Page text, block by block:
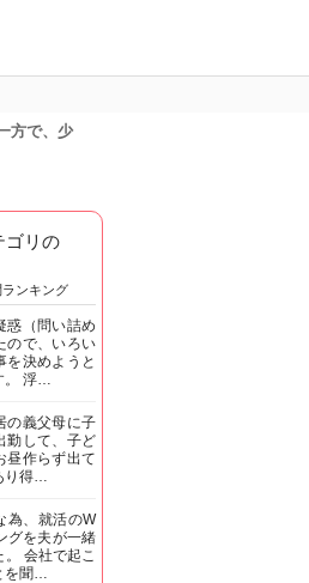
方で、少
ゴリの
ンキング
惑（問い詰め
ので、いろい
を決めようと
。 浮…
の義父母に子
勤して、子ど
昼作らず出て
り得…
為、就活のW
グを夫が一緒
。 会社で起こ
を聞…